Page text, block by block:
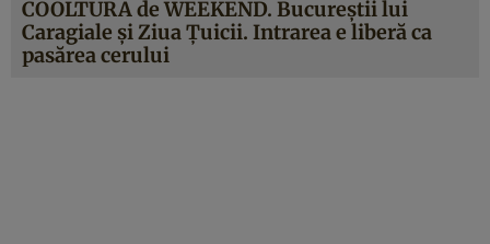
COOLTURA de WEEKEND. Bucureştii lui
Caragiale şi Ziua Ţuicii. Intrarea e liberă ca
pasărea cerului